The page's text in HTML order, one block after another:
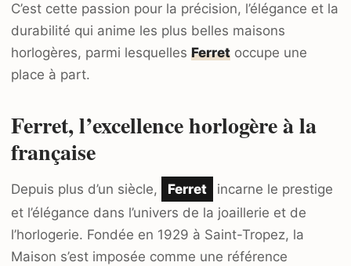
C’est cette passion pour la précision, l’élégance et la
durabilité qui anime les plus belles maisons
horlogères, parmi lesquelles Ferret occupe une
place à part.
Ferret, l’excellence horlogère à la
française
Depuis plus d’un siècle, Ferret
incarne le prestige
et l’élégance dans l’univers de la joaillerie et de
l’horlogerie. Fondée en 1929 à Saint-Tropez, la
Maison s’est imposée comme une référence